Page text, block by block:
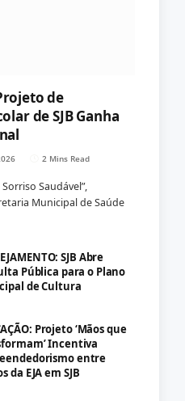
de
de SJB Ganha
2 Mins Read
Saudável”,
Municipal de Saúde
SJB Abre
Pública para o Plano
de Cultura
Projeto ‘Mãos que
Incentiva
entre
da EJA em SJB